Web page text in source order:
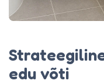
edu võti